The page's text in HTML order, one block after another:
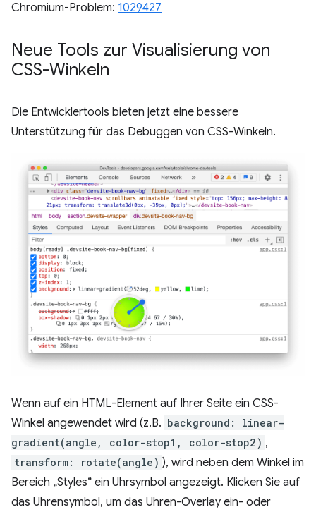
Chromium-Problem: 1029427
Neue Tools zur Visualisierung von
CSS-Winkeln
Die Entwicklertools bieten jetzt eine bessere
Unterstützung für das Debuggen von CSS-Winkeln.
Wenn auf ein HTML-Element auf Ihrer Seite ein CSS-
Winkel angewendet wird (z.B. background: linear-
gradient(angle, color-stop1, color-stop2) ,
transform: rotate(angle) ), wird neben dem Winkel im
Bereich „Styles“ ein Uhrsymbol angezeigt. Klicken Sie auf
das Uhrensymbol, um das Uhren-Overlay ein- oder